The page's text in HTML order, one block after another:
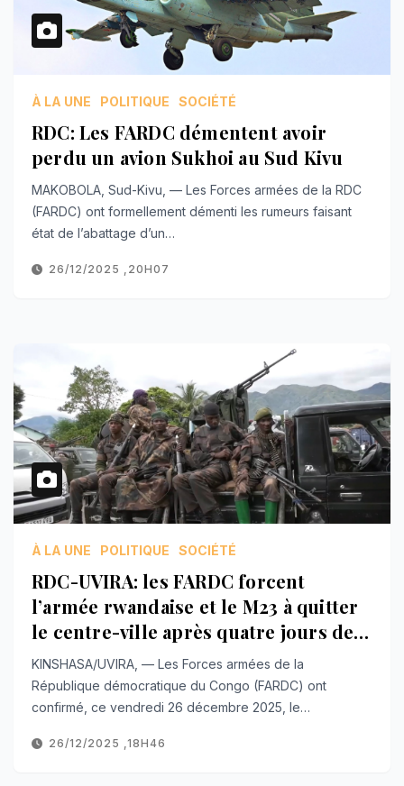
À LA UNE POLITIQUE SOCIÉTÉ
RDC: Les FARDC démentent avoir
perdu un avion Sukhoi au Sud Kivu
MAKOBOLA, Sud-Kivu, — Les Forces armées de la RDC
(FARDC) ont formellement démenti les rumeurs faisant
état de l’abattage d’un…
26/12/2025 ,20H07
À LA UNE POLITIQUE SOCIÉTÉ
RDC-UVIRA: les FARDC forcent
l’armée rwandaise et le M23 à quitter
le centre-ville après quatre jours de
combats
KINSHASA/UVIRA, — Les Forces armées de la
République démocratique du Congo (FARDC) ont
confirmé, ce vendredi 26 décembre 2025, le…
26/12/2025 ,18H46